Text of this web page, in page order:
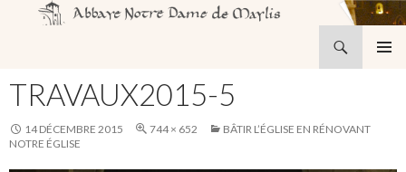
AU
CONTENU
TRAVAUX2015-5
14 DÉCEMBRE 2015 744 × 652
BÂTIR L’ÉGLISE EN RÉNOVANT
NOTRE ÉGLISE